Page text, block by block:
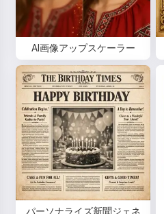
AI画像アップスケーラー
パーソナライズ新聞ジェネ